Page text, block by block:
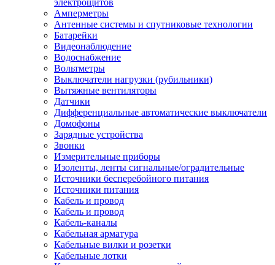
Амперметры
Антенные системы и спутниковые технологии
Батарейки
Видеонаблюдение
Водоснабжение
Вольтметры
Выключатели нагрузки (рубильники)
Вытяжные вентиляторы
Датчики
Дифференциальные автоматические выключатели
Домофоны
Зарядные устройства
Звонки
Измерительные приборы
Изоленты, ленты сигнальные/оградительные
Источники бесперебойного питания
Источники питания
Кабель и провод
Кабель и провод
Кабель-каналы
Кабельная арматура
Кабельные вилки и розетки
Кабельные лотки